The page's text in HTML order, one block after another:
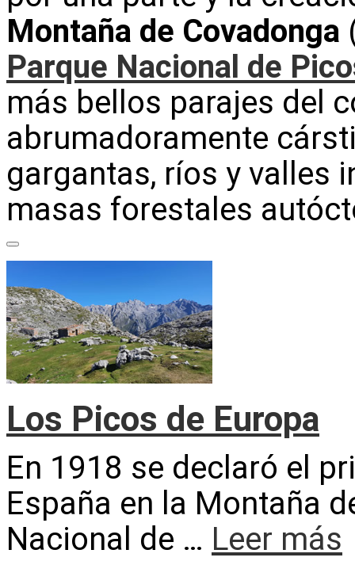
Montaña de Covadonga
Parque Nacional de
más bellos parajes del
abrumadoramente
gargantas, ríos y valles
masas forestales
Los Picos de Europa
En 1918 se declaró el
España en la Montaña
Nacional de … Leer más